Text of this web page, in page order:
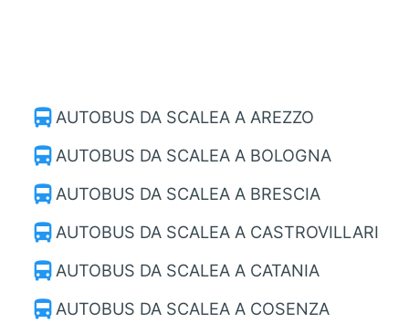
directions_bus AUTOBUS DA SCALEA A AREZZO
directions_bus AUTOBUS DA SCALEA A BOLOGNA
directions_bus AUTOBUS DA SCALEA A BRESCIA
directions_bus AUTOBUS DA SCALEA A CASTROVILLARI
directions_bus AUTOBUS DA SCALEA A CATANIA
directions_bus AUTOBUS DA SCALEA A COSENZA